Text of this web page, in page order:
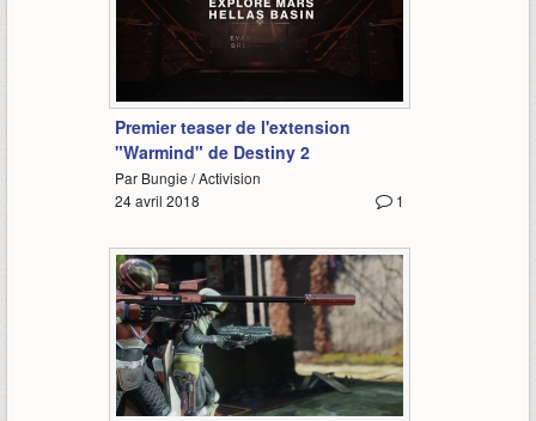
Premier teaser de l'extension
"Warmind" de Destiny 2
Par Bungie / Activision
1
24 avril 2018
0:52